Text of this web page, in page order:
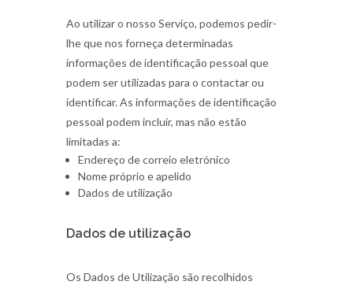
Ao utilizar o nosso Serviço, podemos pedir-
lhe que nos forneça determinadas
informações de identificação pessoal que
podem ser utilizadas para o contactar ou
identificar. As informações de identificação
pessoal podem incluir, mas não estão
limitadas a:
Endereço de correio eletrónico
Nome próprio e apelido
Dados de utilização
Dados de utilização
Os Dados de Utilização são recolhidos